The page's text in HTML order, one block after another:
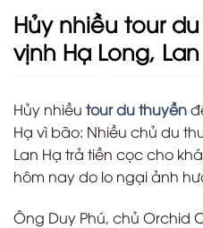
Hủy nhiều tour
vịnh Hạ Long,
Hủy nhiều tour du thuyền
Hạ vì bão: Nhiều chủ du
Lan Hạ trả tiền cọc cho
hôm nay do lo ngại ảnh
Ông Duy Phú, chủ Orchid